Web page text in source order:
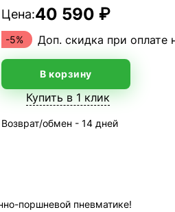
Цена:40 590 ₽
-5% Доп. скидка при оплате
В корзину
Купить в 1 клик
Возврат/обмен - 14 дней
поршневой пневматике!